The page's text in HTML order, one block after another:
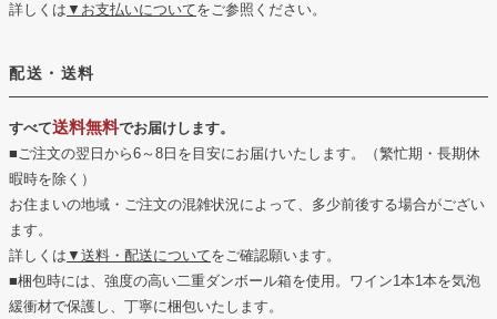
詳しくは ▼お支払いについてをご参照ください。
配送・送料
すべて送料無料でお届けします。
■ご注文の翌日から6～8日を目安にお届けいたします。（繁忙期・長期休
暇時を除く）
お住まいの地域・ご注文の混雑状況によって、多少前後する場合がござい
ます。
詳しくは ▼送料・配送についてをご確認願います。
■梱包時には、強度の高い二重ダンボール箱を使用。ワイン1本1本を気泡
緩衝材で保護し、丁寧に梱包いたします。